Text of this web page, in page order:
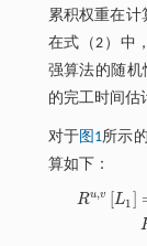
累积权重在计
在式（2） 中
强算法的随
的完工时间估
对于图1所示
算如下：
Ru,v [L1 ]